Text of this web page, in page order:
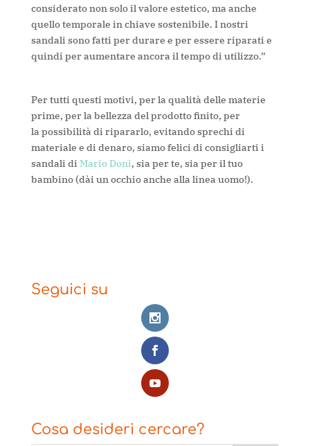
considerato non solo il valore estetico, ma anche
quello temporale in chiave sostenibile. I nostri
sandali sono fatti per durare e per essere riparati e
quindi per aumentare ancora il tempo di utilizzo.”
Per tutti questi motivi, per la qualità delle materie
prime, per la bellezza del prodotto finito, per
la possibilità di ripararlo, evitando sprechi di
materiale e di denaro, siamo felici di consigliarti i
sandali di Mario Doni, sia per te, sia per il tuo
bambino (dài un occhio anche alla linea uomo!).
Seguici su
Cosa desideri cercare?